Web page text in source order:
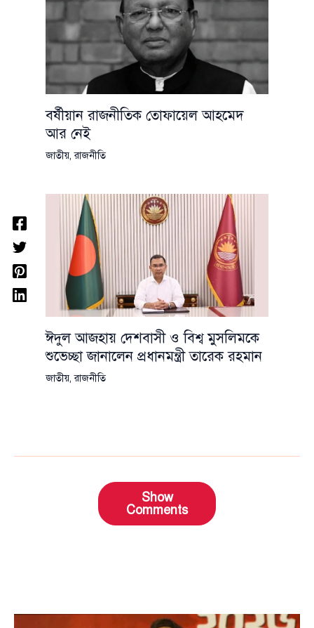
বর্ষীয়ান রাজনীতিক তোফায়েল আহমেদ
আর নেই
জাতীয়,রাজনীতি
ঈদুল আজহায় দেশবাসী ও বিশ্ব মুসলিমকে
শুভেচ্ছা জানালেন প্রধানমন্ত্রী তারেক রহমান
জাতীয়,রাজনীতি
Show
Comments